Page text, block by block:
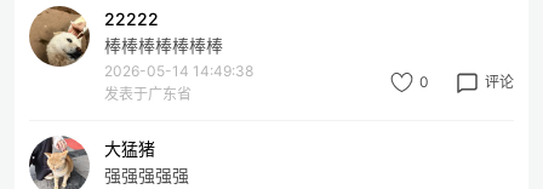
22222
棒棒棒棒棒棒棒
2026-05-14 14:49:38
发表于广东省
0 评论
大猛猪
强强强强强